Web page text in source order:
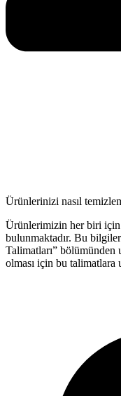
Ürünlerinizi nasıl
Ürünlerimizin her biri için
bulunmaktadır. Bu
Talimatları”
olması için bu talimatlara